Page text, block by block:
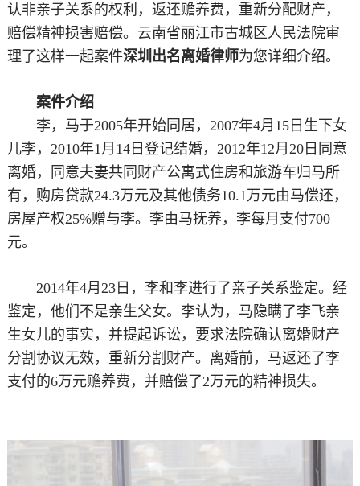
认非亲子关系的权利，返还赡养费，重新分配财产，
赔偿精神损害赔偿。云南省丽江市古城区人民法院审
理了这样一起案件深圳出名离婚律师为您​详细介绍。
案件介绍
李，马于2005年开始同居，2007年4月15日生下女
儿李，2010年1月14日登记结婚，2012年12月20日同意
离婚，同意夫妻共同财产公寓式住房和旅游车归马所
有，购房贷款24.3万元及其他债务10.1万元由马偿还，
房屋产权25%赠与李。李由马抚养，李每月支付700
元。
2014年4月23日，李和李进行了亲子关系鉴定。经
鉴定，他们不是亲生父女。李认为，马隐瞒了李飞亲
生女儿的事实，并提起诉讼，要求法院确认离婚财产
分割协议无效，重新分割财产。离婚前，马返还了李
支付的6万元赡养费，并赔偿了2万元的精神损失。